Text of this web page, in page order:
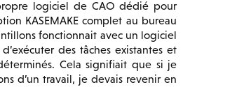
logiciel de CAO dédié pour
KASEMAKE complet au bureau
fonctionnait avec un logiciel
des tâches existantes et
Cela signifiait que si je
d’un travail, je devais revenir en